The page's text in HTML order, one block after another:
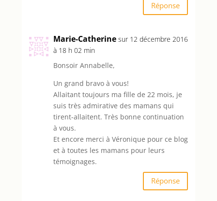
Réponse
Marie-Catherine sur 12 décembre 2016
à 18 h 02 min
Bonsoir Annabelle,
Un grand bravo à vous!
Allaitant toujours ma fille de 22 mois, je
suis très admirative des mamans qui
tirent-allaitent. Très bonne continuation
à vous.
Et encore merci à Véronique pour ce blog
et à toutes les mamans pour leurs
témoignages.
Réponse